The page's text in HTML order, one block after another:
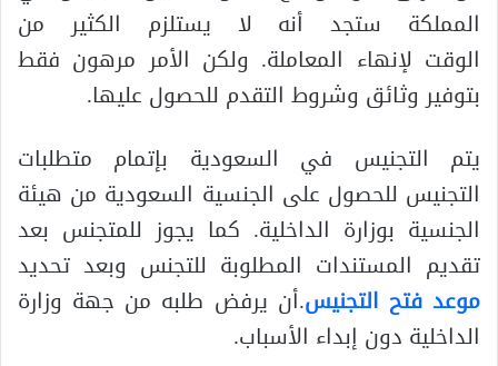
المملكة ستجد أنه لا يستلزم الكثير من
الوقت لإنهاء المعاملة. ولكن الأمر مرهون فقط
بتوفير وثائق وشروط التقدم للحصول عليها.
يتم التجنيس في السعودية بإتمام متطلبات
التجنيس للحصول على الجنسية السعودية من هيئة
الجنسية بوزارة الداخلية. كما يجوز للمتجنس بعد
تقديم المستندات المطلوبة للتجنس وبعد تحديد
موعد فتح التجنيس.أن يرفض طلبه من جهة وزارة
الداخلية دون إبداء الأسباب.